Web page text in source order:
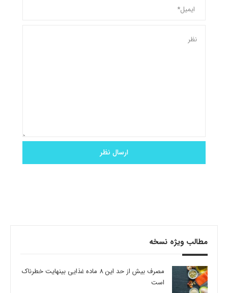
مطالب ویژه نسخه
مصرف بیش از حد این 8 ماده غذایی بینهایت خطرناک
است